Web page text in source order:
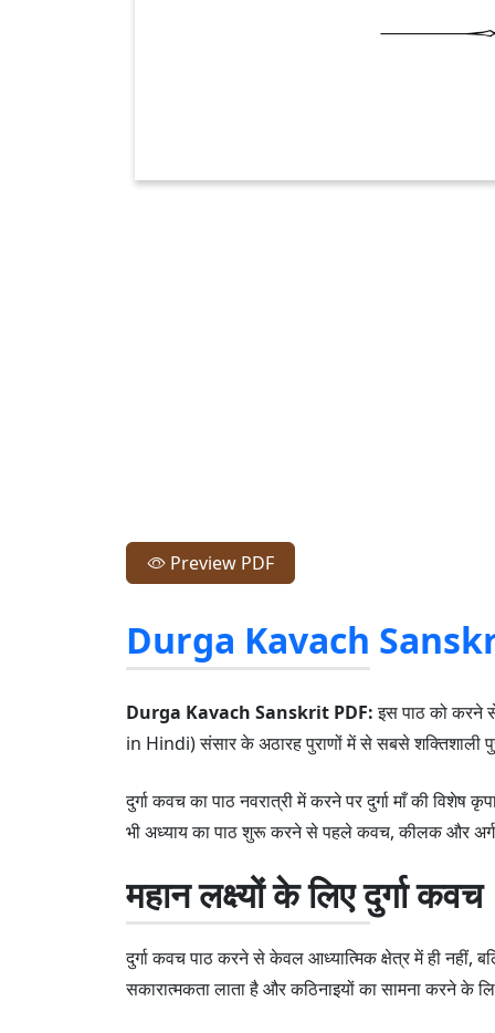
Preview PDF
Durga Kavach
Durga Kavach Sanskrit PDF:इस पाठ को करने
in Hindi) संसार के अठारह पुराणों में से सबसे शक्तिशाली
दुर्गा कवच का पाठ नवरात्री में करने पर दुर्गा माँ की विशेष
भी अध्याय का पाठ शुरू करने से पहले कवच, कीलक और
महान लक्ष्यों के लिए दुर्गा कवच
दुर्गा कवच पाठ करने से केवल आध्यात्मिक क्षेत्र में ही
सकारात्मकता लाता है और कठिनाइयों का सामना करने के